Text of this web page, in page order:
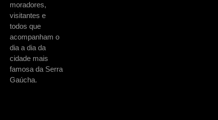
moradores,
visitantes e
todos que
acompanham o
dia a dia da
cidade mais
famosa da Serra
Gaúcha.